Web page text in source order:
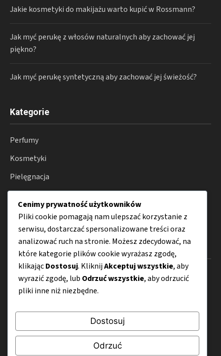
Jakie kosmetyki do makijażu warto kupić w Rossmann?
Jak myć perukę z włosów naturalnych aby zachować jej
piękno?
Jak myć perukę syntetyczną aby zachować jej świeżość?
Kategorie
Perfumy
Kosmetyki
Pielęgnacja
Porady
Menu
O nas
Kontakt
Mapa strony
Polityka prywatności
Cenimy prywatność użytkowników
Pliki cookie pomagają nam ulepszać korzystanie z
serwisu, dostarczać spersonalizowane treści oraz
analizować ruch na stronie. Możesz zdecydować, na
które kategorie plików cookie wyrażasz zgodę,
klikającDostosuj. KliknijAkceptuj wszystkie, aby
wyrazić zgodę, lub Odrzuć wszystkie, aby odrzucić
pliki inne niż niezbędne.
Dostosuj
Odrzuć